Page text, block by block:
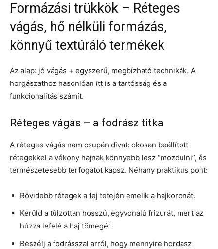
Formázási trükkök – Réteges
vágás, hő nélküli formázás,
könnyű textúráló termékek
Az alap: jó vágás + egyszerű, megbízható technikák. A
horgászathoz hasonlóan itt is a tartósság és a
funkcionalitás számít.
Réteges vágás – a fodrász titka
A réteges vágás nem csupán divat: okosan beállított
rétegekkel a vékony hajnak könnyebb lesz “mozdulni”, és
természetesebb térfogatot kapsz. Néhány praktikus pont:
Rövidebb rétegek a fej tetején emelik a hajkoronát.
Kerüld a túlzottan hosszú, egyvonalú frizurát, mert az
húzza lefelé a haj tömegét.
Beszélj a fodrásszal arról, hogy mennyire hordasz